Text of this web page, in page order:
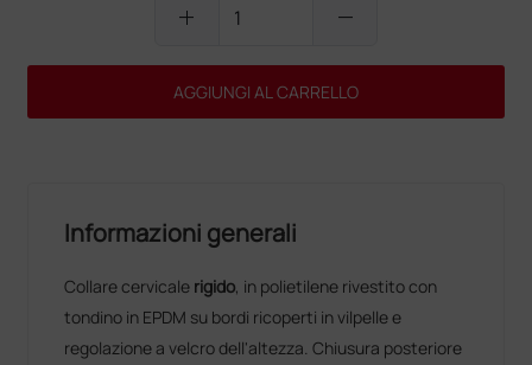
add remove
AGGIUNGI AL CARRELLO
Informazioni generali
Collare cervicale rigido, in polietilene rivestito con
tondino in EPDM su bordi ricoperti in vilpelle e
regolazione a velcro dell'altezza. Chiusura posteriore